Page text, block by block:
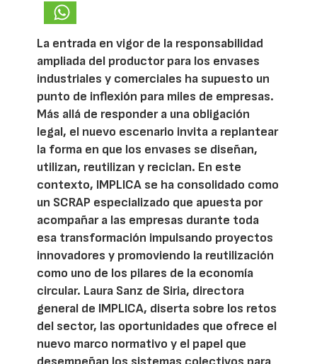
La entrada en vigor de la responsabilidad
ampliada del productor para los envases
industriales y comerciales ha supuesto un
punto de inflexión para miles de empresas.
Más allá de responder a una obligación
legal, el nuevo escenario invita a replantear
la forma en que los envases se diseñan,
utilizan, reutilizan y reciclan. En este
contexto, IMPLICA se ha consolidado como
un SCRAP especializado que apuesta por
acompañar a las empresas durante toda
esa transformación impulsando proyectos
innovadores y promoviendo la reutilización
como uno de los pilares de la economía
circular. Laura Sanz de Siria, directora
general de IMPLICA, diserta sobre los retos
del sector, las oportunidades que ofrece el
nuevo marco normativo y el papel que